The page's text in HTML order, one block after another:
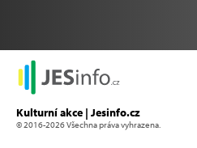
Kulturní akce | Jesinfo.cz
© 2016-2026 Všechna práva vyhrazena.